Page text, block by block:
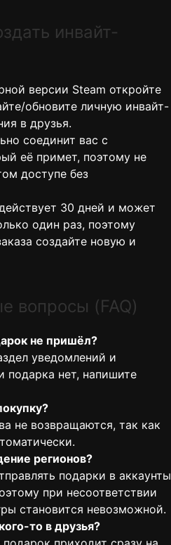
инвайт-
версии Steam откройте
обновите личную инвайт-
в друзья.
соединит вас с
её примет, поэтому не
доступе без
30 дней и может
один раз, поэтому
создайте новую и
вопросы (FAQ)
не пришёл?
уведомлений и
подарка нет, напишите
не возвращаются, так как
регионов?
подарки в аккаунты
при несоответствии
становится невозможной.
то в друзья?